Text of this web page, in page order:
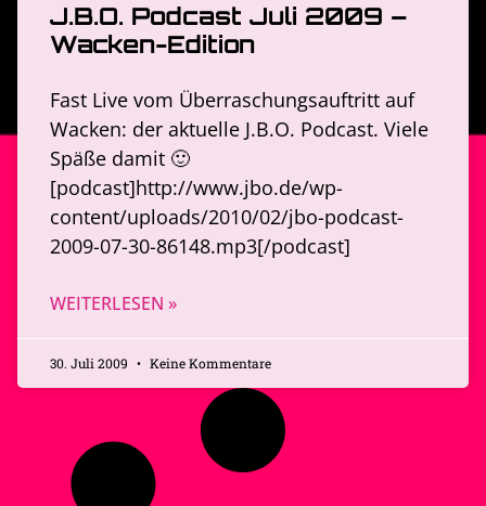
J.B.O. Podcast Juli 2009 –
Wacken-Edition
Fast Live vom Überraschungsauftritt auf
Wacken: der aktuelle J.B.O. Podcast. Viele
Späße damit 🙂
[podcast]http://www.jbo.de/wp-
content/uploads/2010/02/jbo-podcast-
2009-07-30-86148.mp3[/podcast]
WEITERLESEN »
30. Juli 2009 Keine Kommentare